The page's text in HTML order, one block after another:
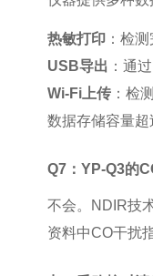
热敏打印：检测
USB导出 ：通过
Wi-Fi上传：检
数据存储容量超
Q7：YP-Q3的
不会。
NDIR技
资料中CO干扰